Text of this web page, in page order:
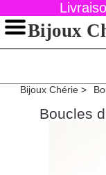
Bijoux
Bijoux Chérie
Boucles